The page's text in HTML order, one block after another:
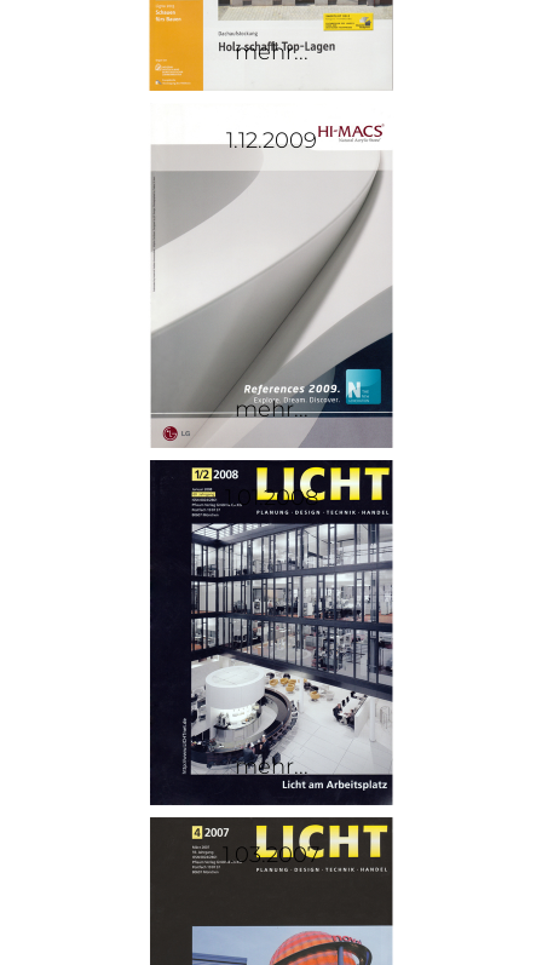
mehr...
1.12.2009
mehr...
1.01.2008
mehr...
1.03.2007